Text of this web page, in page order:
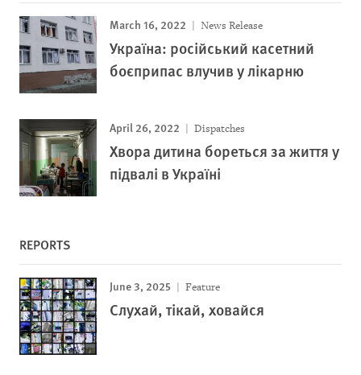
March 16, 2022 News Release
Україна: російський касетний
боєприпас влучив у лікарню
April 26, 2022 Dispatches
Хвора дитина бореться за життя у
підвалі в Україні
REPORTS
June 3, 2025 Feature
Слухай, тікай, ховайся